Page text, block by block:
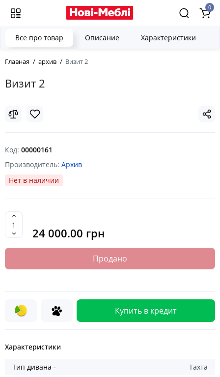
0
Главная архив Визит 2
Визит 2
Все про товар Описание Характеристики
Код: 00000161
Производитель: Архив
Нет в наличии
24 000.00 грн
Продано
Купить в кредит
Характеристики
Тип дивана - Тахта